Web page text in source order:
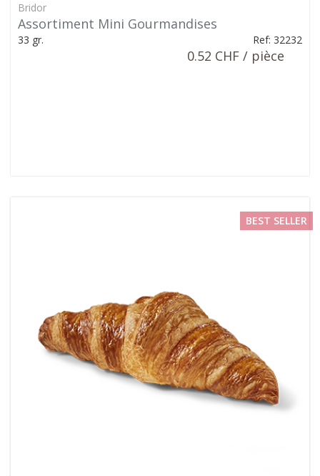
Bridor
Assortiment Mini Gourmandises
33 gr. Ref: 32232
0.52 CHF / pièce
BEST SELLER